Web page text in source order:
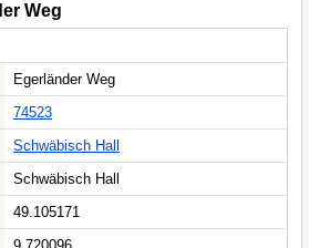
Weg
Egerländer Weg
74523
Schwäbisch Hall
Schwäbisch Hall
49.105171